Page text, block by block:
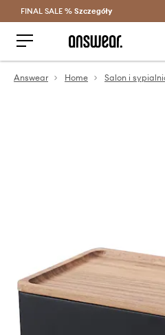
Oszczędzaj z
FINAL SALE % Szczegóły
Answear Home Salon i